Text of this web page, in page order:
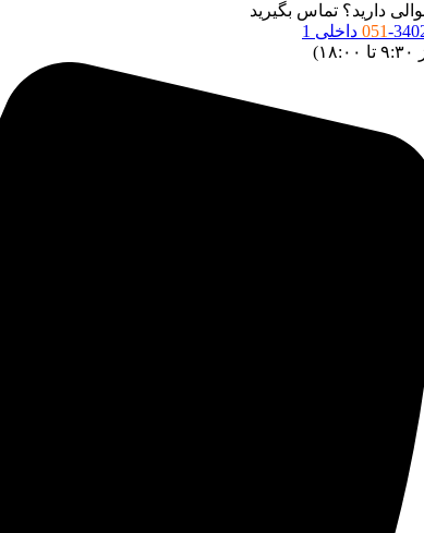
دارید؟ تماس بگیرید
051داخلی 1